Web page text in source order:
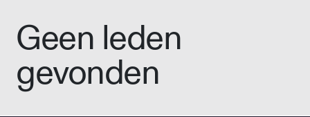
Geen leden
gevonden